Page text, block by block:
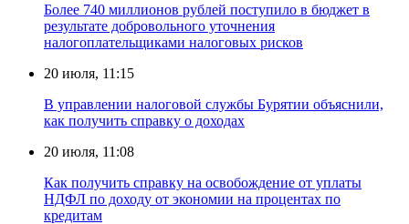
Более 740 миллионов рублей поступило в бюджет в
результате добровольного уточнения
налогоплательщиками налоговых рисков
20 июля, 11:15
В управлении налоговой службы Бурятии объяснили,
как получить справку о доходах
20 июля, 11:08
Как получить справку на освобождение от уплаты
НДФЛ по доходу от экономии на процентах по
кредитам